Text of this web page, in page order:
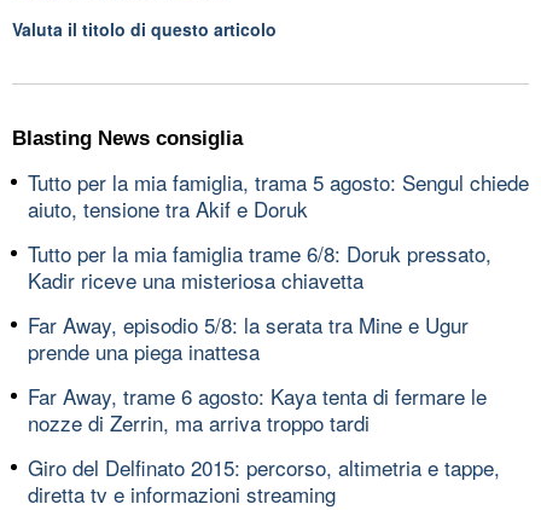
Valuta il titolo di questo articolo
Blasting News consiglia
Tutto per la mia famiglia, trama 5 agosto: Sengul chiede
aiuto, tensione tra Akif e Doruk
Tutto per la mia famiglia trame 6/8: Doruk pressato,
Kadir riceve una misteriosa chiavetta
Far Away, episodio 5/8: la serata tra Mine e Ugur
prende una piega inattesa
Far Away, trame 6 agosto: Kaya tenta di fermare le
nozze di Zerrin, ma arriva troppo tardi
Giro del Delfinato 2015: percorso, altimetria e tappe,
diretta tv e informazioni streaming